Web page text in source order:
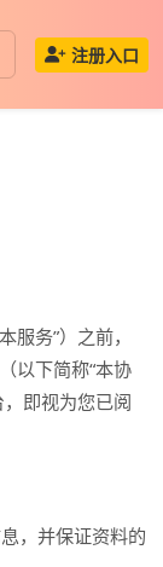
注册入口
服务”）之前，
以下简称“本协
即视为您已阅
，并保证资料的